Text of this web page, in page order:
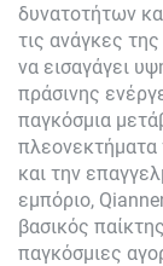
δυνατοτήτων
τις ανάγκες
να εισαγάγει
πράσινης
παγκόσμια
πλεονεκτήματα
και την
εμπόριο,
βασικός
παγκόσμιες